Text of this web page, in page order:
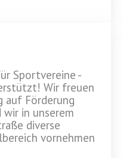
Sportvereine -
Wir freuen
auf Förderung
in unserem
diverse
vornehmen